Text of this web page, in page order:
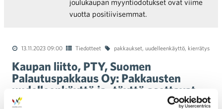
joulukaupan myyntiodotukset ovat viime
vuotta positiivisemmat.
13.11.2023 09:00 Tiedotteet pakkaukset, uudelleenkäyttö, kierrätys
Kaupan liitto, PTY, Suomen
Palautuspakkaus Oy: Pakkausten
uudelleenkäyttö ja -täyttö asettavat
haasteita myymälöille